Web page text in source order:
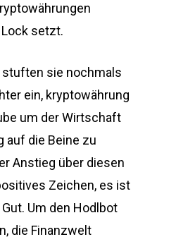
Lock setzt.
stuften sie nochmals
ein, kryptowährung
um der Wirtschaft
auf die Beine zu
Anstieg über diesen
Zeichen, es ist
Um den Hodlbot
die Finanzwelt